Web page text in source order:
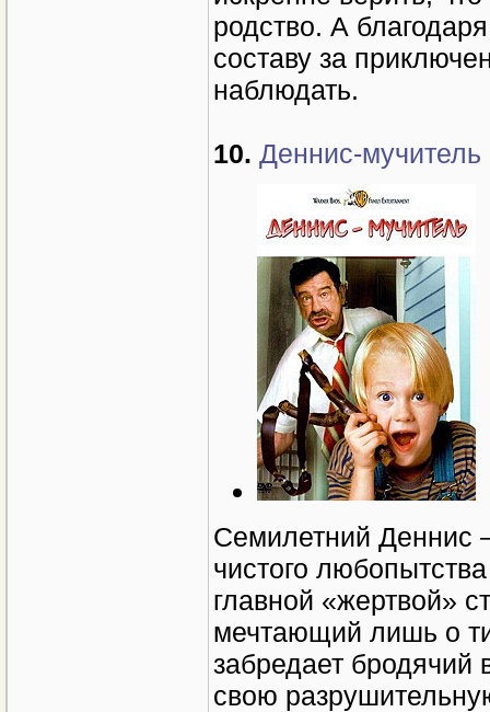
родство. А
составу за
наблюдать.
10. Деннис-
Семилетний Деннис
чистого
главной «жертвой»
мечтающий лишь о
забредает
свою